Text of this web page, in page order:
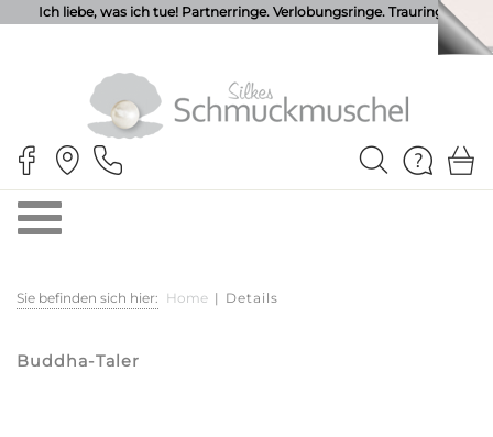
Ich liebe, was ich tue! Partnerringe. Verlobungsringe. Trauringe.
Sie befinden sich hier: Home | Details
Buddha-Taler